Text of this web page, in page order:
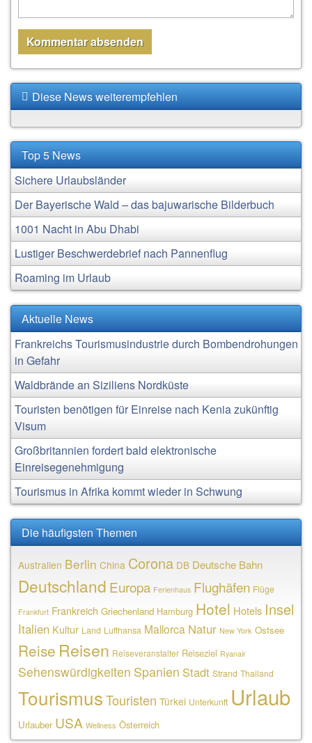
Diese News weiterempfehlen
Top 5 News
Sichere Urlaubsländer
Der Bayerische Wald – das bajuwarische Bilderbuch
1001 Nacht in Abu Dhabi
Lustiger Beschwerdebrief nach Pannenflug
Roaming im Urlaub
Aktuelle News
Frankreichs Tourismusindustrie durch Bombendrohungen
in Gefahr
Waldbrände an Siziliens Nordküste
Touristen benötigen für Einreise nach Kenia zukünftig
Visum
Großbritannien fordert bald elektronische
Einreisegenehmigung
Tourismus in Afrika kommt wieder in Schwung
Die häufigsten Themen
Australien Berlin China Corona DB Deutsche Bahn
Deutschland Europa Ferienhaus Flughäfen Flüge
Frankfurt Frankreich Griechenland Hamburg Hotel Hotels Insel
Italien Kultur Land Lufthansa Mallorca Natur New York Ostsee
Reise Reisen Reiseveranstalter Reiseziel Ryanair
Sehenswürdigkeiten Spanien Stadt Strand Thailand
TourismusTouristen Türkei Unterkunft Urlaub
Urlauber USA Wellness Österreich